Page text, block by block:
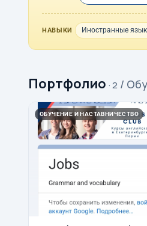
НАВЫКИ Иностранные
Портфолио · 2 /
ОБУЧЕНИЕ И НАСТАВНИЧЕСТВО